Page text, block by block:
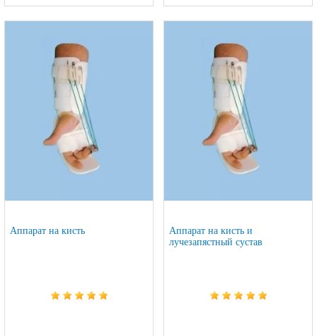
Аппарат на кисть
Аппарат на кисть и
лучезапястный сустав